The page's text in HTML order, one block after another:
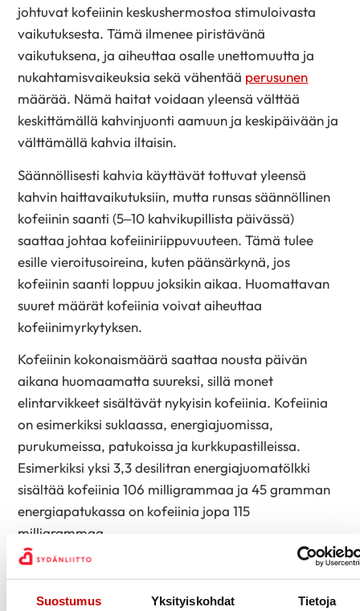
Suostumus Yksityiskohdat Tietoja
johtuvat kofeiinin keskushermostoa stimuloivasta
vaikutuksesta. Tämä ilmenee piristävänä
vaikutuksena, ja aiheuttaa osalle unettomuutta ja
nukahtamisvaikeuksia sekä vähentää perusunen
määrää. Nämä haitat voidaan yleensä välttää
keskittämällä kahvinjuonti aamuun ja keskipäivään ja
välttämällä kahvia iltaisin.
Säännöllisesti kahvia käyttävät tottuvat yleensä
kahvin haittavaikutuksiin, mutta runsas säännöllinen
kofeiinin saanti (5–10 kahvikupillista päivässä)
saattaa johtaa kofeiiniriippuvuuteen. Tämä tulee
esille vieroitusoireina, kuten päänsärkynä, jos
kofeiinin saanti loppuu joksikin aikaa. Huomattavan
suuret määrät kofeiinia voivat aiheuttaa
kofeiinimyrkytyksen.
Kofeiinin kokonaismäärä saattaa nousta päivän
aikana huomaamatta suureksi, sillä monet
elintarvikkeet sisältävät nykyisin kofeiinia. Kofeiinia
on esimerkiksi suklaassa, energiajuomissa,
purukumeissa, patukoissa ja kurkkupastilleissa.
Esimerkiksi yksi 3,3 desilitran energiajuomatölkki
sisältää kofeiinia 106 milligrammaa ja 45 gramman
energiapatukassa on kofeiinia jopa 115
milligrammaa.
Suositukset kahvin juonnista
Nykyisen tutkimustiedon mukaan kohtuullinen